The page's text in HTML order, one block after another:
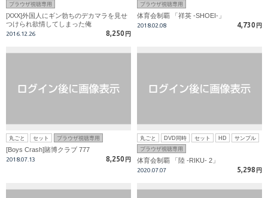
ブラウザ視聴専用
[XXX]外国人にギン勃ちのデカマラを見せ
つけられ欲情してしまった俺
2016.12.26 8,250 円
ブラウザ視聴専用
体育会制覇 「祥英 -SHOEI-」
2018.02.08 4,730 円
丸ごと セット ブラウザ視聴専用
[Boys Crash]賭博クラブ 777
2018.07.13 8,250 円
丸ごと DVD同時 セット HD
サンプル
ブラウザ視聴専用
体育会制覇 「陸 -RIKU- 2」
2020.07.07 5,298 円